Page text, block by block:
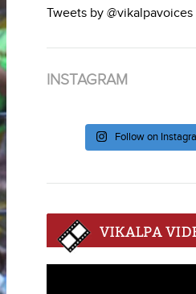
Tweets by @vikalpavoices
INSTAGRAM
Follow on